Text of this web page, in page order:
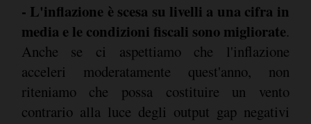
- L'inflazione è scesa su livelli a una cifra in
media e le condizioni fiscali sono migliorate.
Anche se ci aspettiamo che l'inflazione
acceleri moderatamente quest'anno, non
riteniamo che possa costituire un vento
contrario alla luce degli output gap negativi